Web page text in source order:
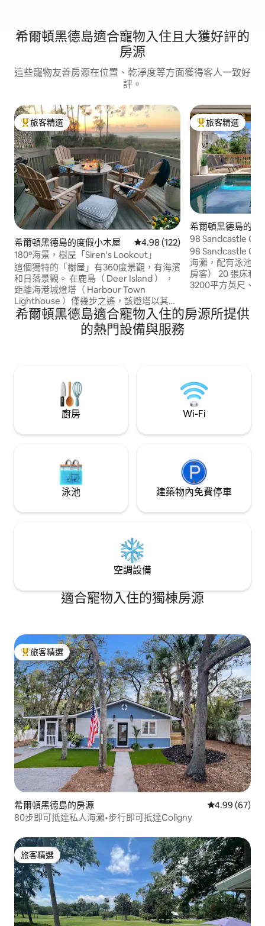
希爾頓黑德島適合寵物入住且大獲好評的
房源
這些寵物友善房源在位置、乾淨度等方面獲得客人一致好
評。
旅客精選榜首
旅客精選
希爾頓黑德島的度假小木屋 從 122 則評價中獲得 4.98 的平
4.98 (122)
180º海景，樹屋「Siren's Lookout」
這個獨特的「樹屋」有360度景觀，有海濱
和日落景觀。 在鹿島（ Deer Island ） ，
距離海港城燈塔（ Harbour Town
Lighthouse ）僅幾步之遙，該燈塔以其大
型船碼頭、餐廳、商店和高爾夫俱樂部而
聞名，是RBC Heritage Classic、PGA
Tour Event的體驗。 享受Sea Pines的所有
離這裡只有3英裏，有手推車和自行車道。
坐在營火旁欣賞日落。 可欣賞景觀的瓦斯
旅客精選榜首
旅客精選
希爾頓黑德島的房
98 Sandcastle Ct
98 Sandcastle Ct
海灘，配有泳池、
房客） 20 張床和 2 張雙人沙發床。 超過
3200平方英尺、6
6 間臥室 * 4 間全
邊。 *溫水私人泳
希爾頓黑德島適合寵物入住的房源所提供
的熱門設備與服務
廚房 Wi-Fi
泳池 建築物內免費停車
空調設備
適合寵物入住的獨棟房源
旅客精選榜首
旅客精選
希爾頓黑德島的房源 從 67 則評價
4.99 (67)
80步即可抵達私人海灘•步行即可抵達Coligny
旅客精選
旅客精選